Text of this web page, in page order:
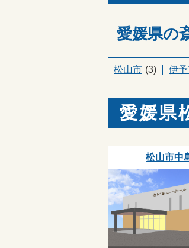
愛媛県の
松山市 (3) 伊
愛媛県
松山市中